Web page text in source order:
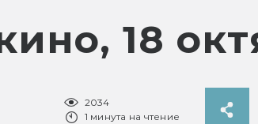
18
2034
1 минута на чтение